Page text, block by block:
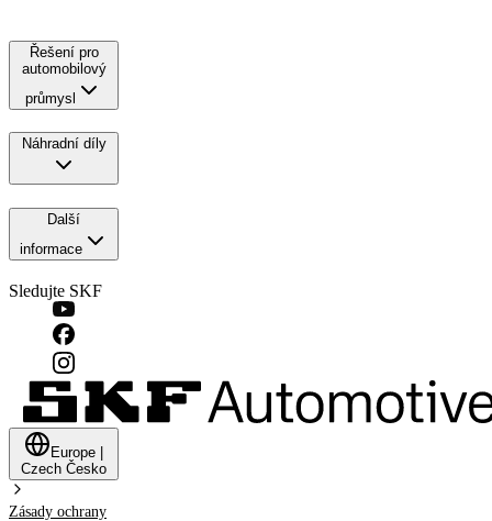
Řešení pro
automobilový
průmysl
Náhradní díly
Další
informace
Sledujte SKF
Europe
Czech Česko
Zásady ochrany